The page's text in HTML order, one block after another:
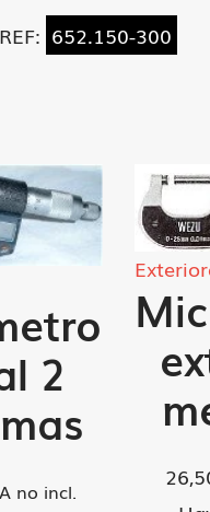
cantidad
REF: 652.150-300
2
no incl.